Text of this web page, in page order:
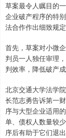
草案最令人瞩目的
企业破产程序的特
法合作作出细致规
首先，草案对小微
判员一人独任审理
判效率，降低破产成
北京交通大学法学
长范志勇告诉第一
序与大型企业适用
单、债权人数量较
序后有助于它们退出